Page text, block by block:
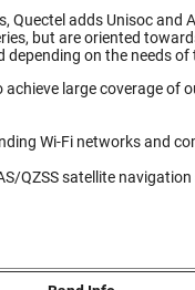
adds Unisoc and
but are oriented
on the needs
large coverage of
Wi-Fi networks and
QZSS satellite